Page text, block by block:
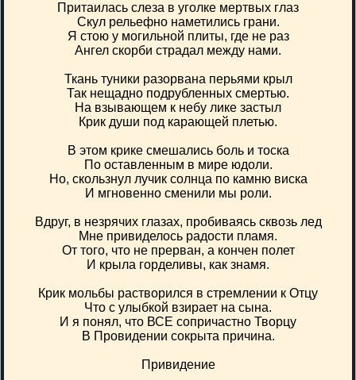
Притаилась слеза в уголке мертвых глаз
Скул рельефно наметились грани.
Я стою у могильной плиты, где не раз
Ангел скорби страдал между нами.
Ткань туники разорвана перьями крыл
Так нещадно подрубленных смертью.
На взывающем к небу лике застыл
Крик души под карающей плетью.
В этом крике смешались боль и тоска
По оставленным в мире юдоли.
Но, скользнул лучик солнца по камню виска
И мгновенно сменили мы роли.
Вдруг, в незрячих глазах, пробиваясь сквозь лед
Мне привиделось радости пламя.
От того, что не прерван, а кончен полет
И крыла горделивы, как знамя.
Крик мольбы растворился в стремлении к Отцу
Что с улыбкой взирает на сына.
И я понял, что ВСЕ сопричастно Творцу
В Провидении сокрыта причина.
Привидение